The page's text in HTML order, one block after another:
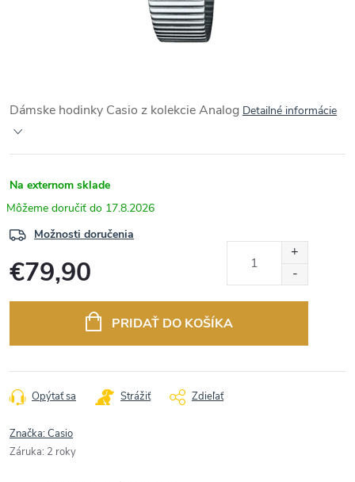
Dámske hodinky Casio z kolekcieAnalog Detailné informácie
Na externom sklade
17.8.2026
Možnosti doručenia
€79,90
PRIDAŤ DO KOŠÍKA
Opýtať sa Strážiť Zdieľať
Značka:Casio
Záruka: 2 roky